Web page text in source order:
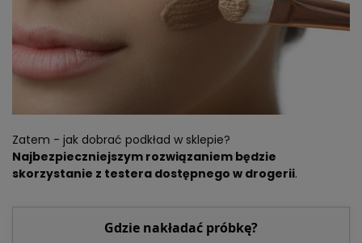
Zatem - jak dobrać podkład w sklepie?
Najbezpieczniejszym rozwiązaniem będzie
skorzystanie z testera dostępnego w drogerii.
Gdzie nakładać próbkę?